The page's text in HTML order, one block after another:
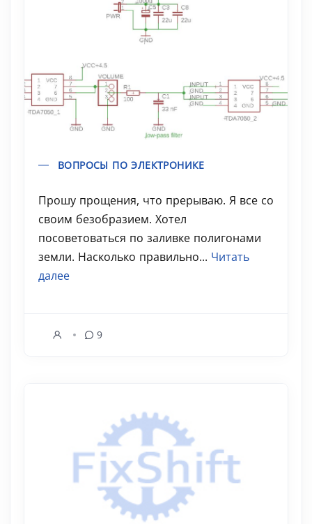
ВОПРОСЫ ПО ЭЛЕКТРОНИКЕ
Прошу прощения, что прерываю. Я все со
своим безобразием. Хотел
посоветоваться по заливке полигонами
земли. Насколько правильно... Читать
далее
9